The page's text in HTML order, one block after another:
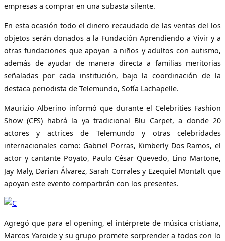
empresas a comprar en una subasta silente.
En esta ocasión todo el dinero recaudado de las ventas del los
objetos serán donados a la Fundación Aprendiendo a Vivir y a
otras fundaciones que apoyan a niños y adultos con autismo,
además de ayudar de manera directa a familias meritorias
señaladas por cada institución, bajo la coordinación de la
destaca periodista de Telemundo, Sofía Lachapelle.
Maurizio Alberino informó que durante el Celebrities Fashion
Show (CFS) habrá la ya tradicional Blu Carpet, a donde 20
actores y actrices de Telemundo y otras celebridades
internacionales como: Gabriel Porras, Kimberly Dos Ramos, el
actor y cantante Poyato, Paulo César Quevedo, Lino Martone,
Jay Maly, Darian Álvarez, Sarah Corrales y Ezequiel Montalt que
apoyan este evento compartirán con los presentes.
Agregó que para el opening, el intérprete de música cristiana,
Marcos Yaroide y su grupo promete sorprender a todos con lo